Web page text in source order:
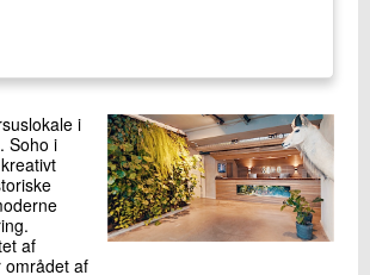
i
Soho i
af
området af